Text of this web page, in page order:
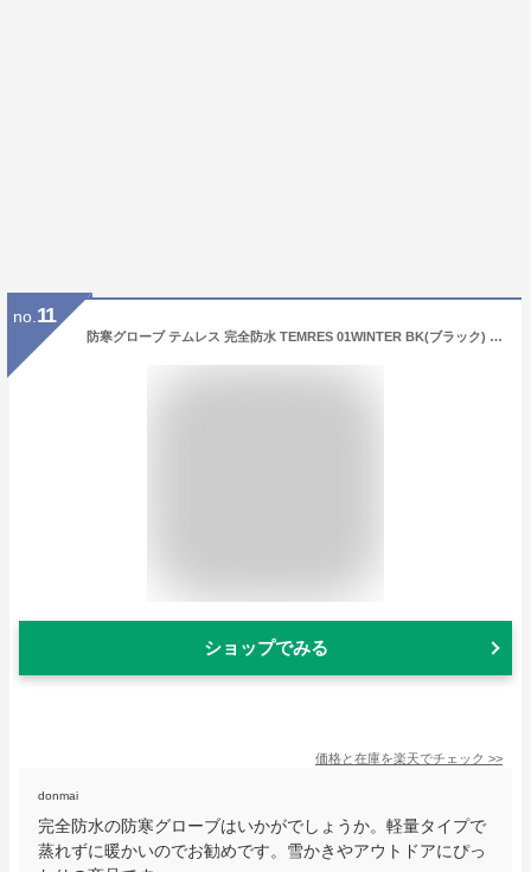
no. 11
防寒グローブ テムレス 完全防水 TEMRES 01WINTER BK(ブラック) ショーワグローブ テムレス01 ウインタースポーツ キャンプ 濡れない 蒸れない 温かい 軽い スキー アウトドア ソロキャン 雪下ろし バックカントリー 定番 防寒手袋 グローヴ てぶくろ SHOWA
ショップでみる
価格と在庫を楽天でチェック >>
donmai
完全防水の防寒グローブはいかがでしょうか。軽量タイプで
蒸れずに暖かいのでお勧めです。雪かきやアウトドアにぴっ